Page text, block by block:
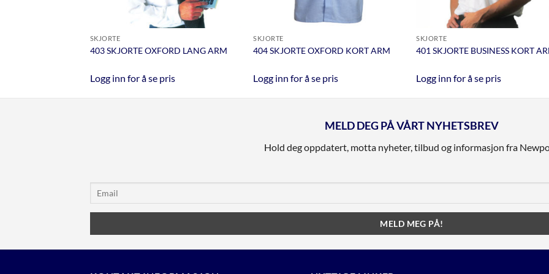
SKJORTE
403 SKJORTE OXFORD LANG ARM
Logg inn for å se pris
SKJORTE
404 SKJORTE OXFORD KORT ARM
Logg inn for å se pris
SKJORTE
401 SKJORTE BUSINESS KORT
Logg inn for å se pris
MELD DEG PÅ VÅRT NYHETSBREV
Hold deg oppdatert, motta nyheter, tilbud og informasjon fra